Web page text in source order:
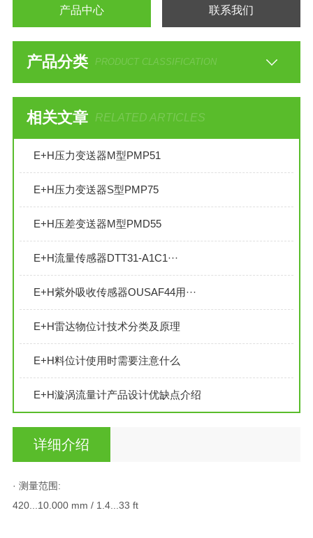
产品中心 联系我们
产品分类 PRODUCT CLASSIFICATION
相关文章 RELATED ARTICLES
E+H压力变送器M型PMP51
E+H压力变送器S型PMP75
E+H压差变送器M型PMD55
E+H流量传感器DTT31-A1C1···
E+H紫外吸收传感器OUSAF44用···
E+H雷达物位计技术分类及原理
E+H料位计使用时需要注意什么
E+H漩涡流量计产品设计优缺点介绍
详细介绍
· 测量范围:
420...10.000 mm / 1.4...33 ft